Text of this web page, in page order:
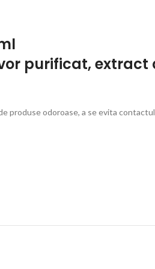
purificat, extract
produse odoroase, a se evita